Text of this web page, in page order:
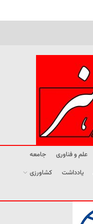
علم و فناوری
جامعه
یادداشت
کشاورزی